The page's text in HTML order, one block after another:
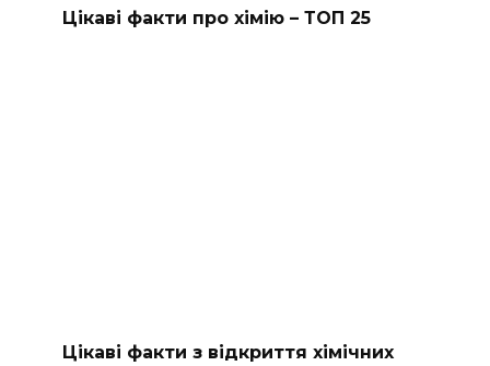
Цікаві факти про хімію – ТОП 25
Цікаві факти з відкриття хімічних